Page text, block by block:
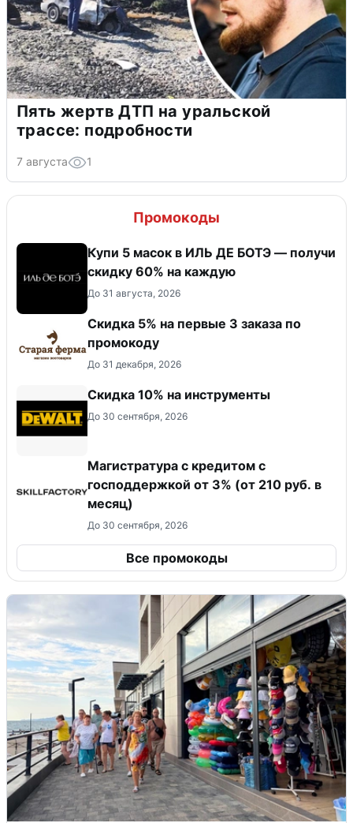
Пять жертв ДТП на уральской
трассе: подробности
7 августа 1
Промокоды
Купи 5 масок в ИЛЬ ДЕ БОТЭ — получи
скидку 60% на каждую
До 31 августа, 2026
Скидка 5% на первые 3 заказа по
промокоду
До 31 декабря, 2026
Скидка 10% на инструменты
До 30 сентября, 2026
Магистратура с кредитом с
господдержкой от 3% (от 210 руб. в
месяц)
До 30 сентября, 2026
Все промокоды